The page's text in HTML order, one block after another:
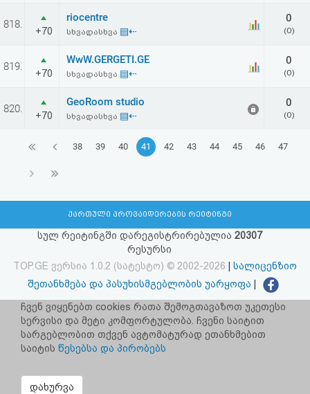
818.
+70
riocentre
სხვადასხვა ▤⇠
0
(0)
819.
+70
WwW.GERGETI.GE
სხვადასხვა ▤⇠
0
(0)
820.
+70
GeoRoom studio
სხვადასხვა ▤⇠
0
(0)
38 39 40 41 42 43 44 45 46 47
ქართული პროვაიდერების რეიტინგი
სულ რეიტინგში დარეგისტრირებულია 20307
რესურსი
TOP.GE ვერსია 1.0.2 (სატესტო) © 2002-2026
სალიცენზიო
შეთანხმება და პასუხისმგებლობის უარყოფა
facebook.com/TOP.GE
იხილეთ TOP.GE - ის ძველი ვერსია ბმულზე
TOP.GE-ს სერვერების განთავსებას და ინტერნეტთან კავშირს
ჩვენ ვიყენებთ cookies რათა შემოგთავაზოთ უკეთესი
სერვისი და მეტი კომფორტულობა. ჩვენი საიტით
სარგებლობით თქვენ ავტომატურად ეთანხმებით
საიტის წესებსა და პირობებს
დახურვა